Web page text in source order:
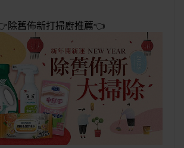
除舊佈新打掃廚推薦👈